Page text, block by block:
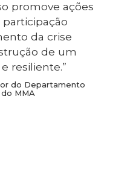
promove ações
participação
da crise
de um
resiliente.”
do Departamento
MMA